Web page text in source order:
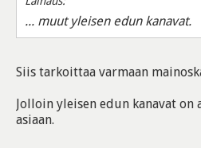
... muut yleisen edun kanavat.
Siis tarkoittaa varmaan
Jolloin yleisen edun kanavat on
asiaan.